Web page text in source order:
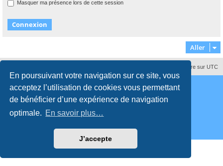
En poursuivant votre navigation sur ce site, vous
acceptez l’utilisation de cookies vous permettant
de bénéficier d’une expérience de navigation
optimale. En savoir plus…
J’accepte
Masquer ma présence lors de cette session
Aller
Fuseau horaire sur UTC
phpBB® Forum Software © phpBB Limited
Traduction française officielle© Qiaeru
Style proflatpar ©Mazeltof2017